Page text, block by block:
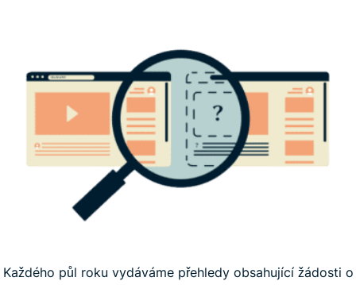
Každého půl roku vydáváme přehledy obsahující žádosti o